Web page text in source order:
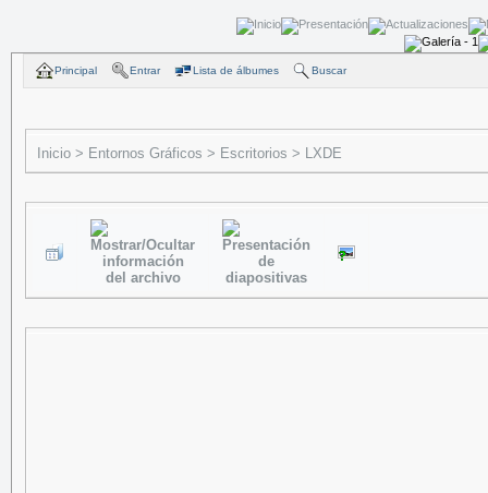
Principal Entrar Lista de álbumes Buscar
Inicio > Entornos Gráficos > Escritorios > LXDE